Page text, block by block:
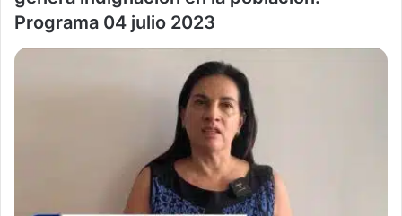
Programa 04 julio 2023